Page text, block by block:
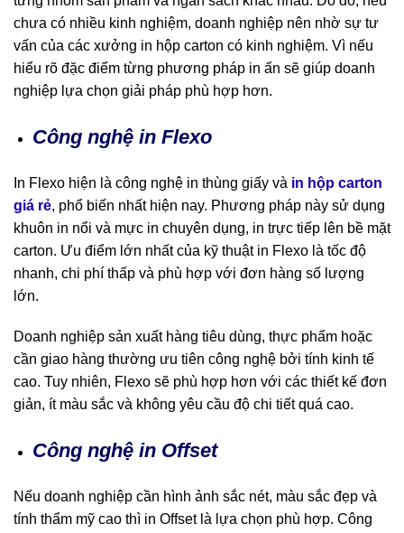
chưa có nhiều kinh nghiệm, doanh nghiệp nên nhờ sự tư
vấn của các xưởng in hộp carton có kinh nghiệm. Vì nếu
hiểu rõ đặc điểm từng phương pháp in ấn sẽ giúp doanh
nghiệp lựa chọn giải pháp phù hợp hơn.
Công nghệ in Flexo
In Flexo hiện là công nghệ in thùng giấy và in hộp carton
giá rẻ, phổ biến nhất hiện nay. Phương pháp này sử dụng
khuôn in nổi và mực in chuyên dụng, in trực tiếp lên bề mặt
carton. Ưu điểm lớn nhất của kỹ thuật in Flexo là tốc độ
nhanh, chi phí thấp và phù hợp với đơn hàng số lượng
lớn.
Doanh nghiệp sản xuất hàng tiêu dùng, thực phẩm hoặc
cần giao hàng thường ưu tiên công nghệ bởi tính kinh tế
cao. Tuy nhiên, Flexo sẽ phù hợp hơn với các thiết kế đơn
giản, ít màu sắc và không yêu cầu độ chi tiết quá cao.
Công nghệ in Offset
Nếu doanh nghiệp cần hình ảnh sắc nét, màu sắc đẹp và
tính thẩm mỹ cao thì in Offset là lựa chọn phù hợp. Công